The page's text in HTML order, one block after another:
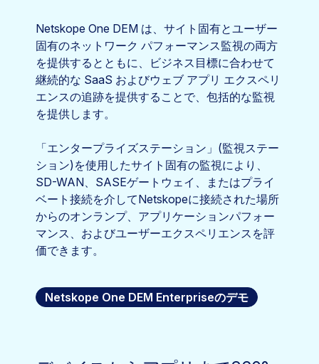
Netskope One DEM は、サイト固有とユーザー
固有のネットワーク パフォーマンス監視の両方
を提供するとともに、ビジネス目標に合わせて
継続的な SaaS およびウェブ アプリ エクスペリ
エンスの追跡を提供することで、包括的な監視
を提供します。
「エンタープライズステーション」(監視ステー
ション)を使用したサイト固有の監視により、
SD-WAN、SASEゲートウェイ、またはプライ
ベート接続を介してNetskopeに接続された場所
からのオンランプ、アプリケーションパフォー
マンス、およびユーザーエクスペリエンスを評
価できます。
Netskope One DEM Enterpriseのデモ